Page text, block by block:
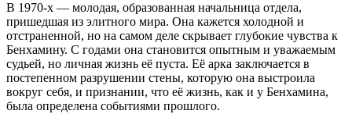
В 1970-х — молодая, образованная начальница отдела,
пришедшая из элитного мира. Она кажется холодной и
отстраненной, но на самом деле скрывает глубокие чувства к
Бенхамину. С годами она становится опытным и уважаемым
судьей, но личная жизнь её пуста. Её арка заключается в
постепенном разрушении стены, которую она выстроила
вокруг себя, и признании, что её жизнь, как и у Бенхамина,
была определена событиями прошлого.